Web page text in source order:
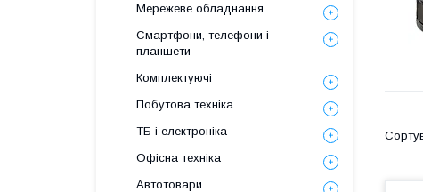
Мережеве обладнання
Смартфони, телефони і
планшети
Комплектуючі
Побутова техніка
ТБ і електроніка
Офісна техніка
Автотовари